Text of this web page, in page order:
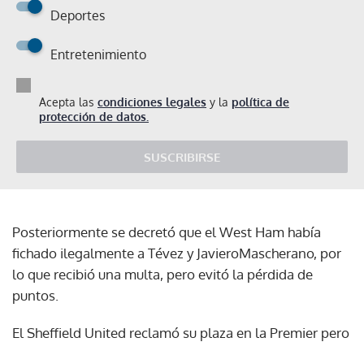
Deportes
Entretenimiento
Acepta las condiciones legales y la política de
protección de datos.
SUSCRIBIRSE
Posteriormente se decretó que el West Ham había
fichado ilegalmente a Tévez y JavieroMascherano, por
lo que recibió una multa, pero evitó la pérdida de
puntos.
El Sheffield United reclamó su plaza en la Premier pero